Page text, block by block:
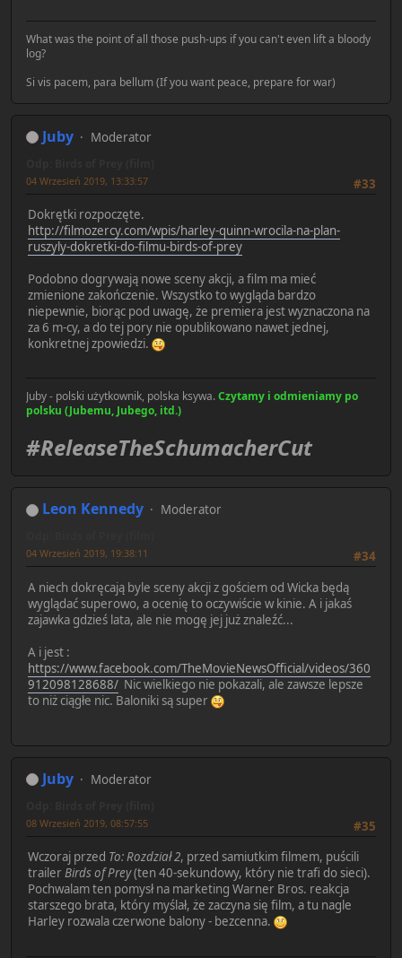
What was the point of all those push-ups if you can't even lift a bloody
log?
Si vis pacem, para bellum (If you want peace, prepare for war)
Juby Moderator
#33
04 Wrzesień 2019, 13:33:57
Dokrętki rozpoczęte.
http://filmozercy.com/wpis/harley-quinn-wrocila-na-plan-
ruszyly-dokretki-do-filmu-birds-of-prey
Podobno dogrywają nowe sceny akcji, a film ma mieć
zmienione zakończenie. Wszystko to wygląda bardzo
niepewnie, biorąc pod uwagę, że premiera jest wyznaczona na
za 6 m-cy, a do tej pory nie opublikowano nawet jednej,
konkretnej zpowiedzi.
Juby - polski użytkownik, polska ksywa.Czytamy i odmieniamy po
polsku (Jubemu, Jubego, itd.)
#ReleaseTheSchumacherCut
Leon Kennedy Moderator
#34
04 Wrzesień 2019, 19:38:11
A niech dokręcają byle sceny akcji z gościem od Wicka będą
wyglądać superowo, a ocenię to oczywiście w kinie. A i jakaś
zajawka gdzieś lata, ale nie mogę jej już znaleźć...
A i jest :
https://www.facebook.com/TheMovieNewsOfficial/videos/360
912098128688/ Nic wielkiego nie pokazali, ale zawsze lepsze
to niż ciągłe nic. Baloniki są super
Juby Moderator
#35
08 Wrzesień 2019, 08:57:55
Wczoraj przed To: Rozdział 2, przed samiutkim filmem, puścili
trailerBirds of Prey(ten 40-sekundowy, który nie trafi do sieci).
Pochwalam ten pomysł na marketing Warner Bros. reakcja
starszego brata, który myślał, że zaczyna się film, a tu nagle
Harley rozwala czerwone balony - bezcenna.